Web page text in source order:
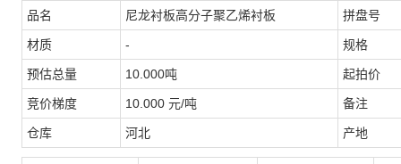
品名 尼龙衬板高分子聚乙烯衬板 拼盘号
材质 - 规格
预估总量 10.000吨 起拍价
竞价梯度 10.000 元/吨 备注
仓库 河北 产地